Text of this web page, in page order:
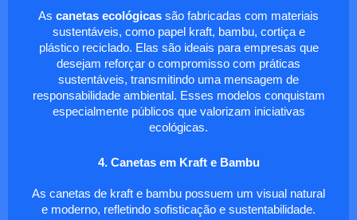
As canetas ecológicas são fabricadas com materiais
sustentáveis, como papel kraft, bambu, cortiça e
plástico reciclado. Elas são ideais para empresas que
desejam reforçar o compromisso com práticas
sustentáveis, transmitindo uma mensagem de
responsabilidade ambiental. Esses modelos conquistam
especialmente públicos que valorizam iniciativas
ecológicas.
4. Canetas em Kraft e Bambu
As canetas de kraft e bambu possuem um visual natural
e moderno, refletindo sofisticação e sustentabilidade.